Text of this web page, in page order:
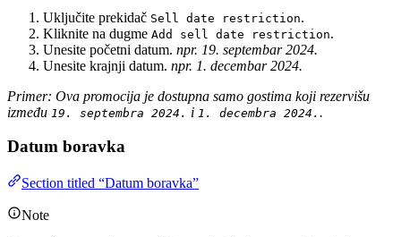
Uključite prekidač Sell date restriction.
Kliknite na dugme Add sell date restriction.
Unesite početni datum. npr. 19. septembar 2024.
Unesite krajnji datum. npr. 1. decembar 2024.
Primer: Ova promocija je dostupna samo gostima koji rezervišu
između 19. septembra 2024. i 1. decembra 2024. .
Datum boravka
Section titled “Datum boravka”
Note